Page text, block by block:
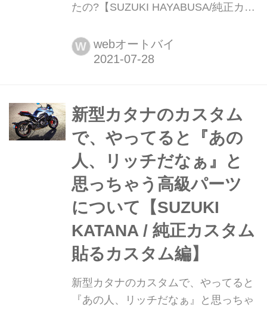
たの?【SUZUKI HAYABUSA/純正カス
デルチェンジして発売された新型
「隼」ですが、早くも純正のカスタム
W webオートバイ
新型カタナのカスタム
で、やってると『あの
人、リッチだなぁ』と
思っちゃう高級パーツ
について【SUZUKI
KATANA / 純正カスタム
貼るカスタム編】
新型カタナのカスタムで、やってると
『あの人、リッチだなぁ』と思っちゃ